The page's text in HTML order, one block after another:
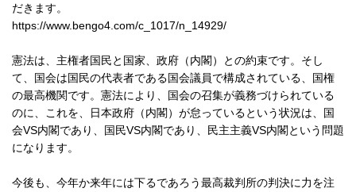
だきます。
https://www.bengo4.com/c_1017/n_14929/
憲法は、主権者国民と国家、政府（内閣）との約束です。そし
て、国会は国民の代表者である国会議員で構成されている、国権
の最高機関です。憲法により、国会の召集が義務づけられている
のに、これを、日本政府（内閣）が怠っているという状況は、国
会VS内閣であり、国民VS内閣であり、民主主義VS内閣という問題
になります。
今後も、今年か来年には下るであろう最高裁判所の判決に力を注